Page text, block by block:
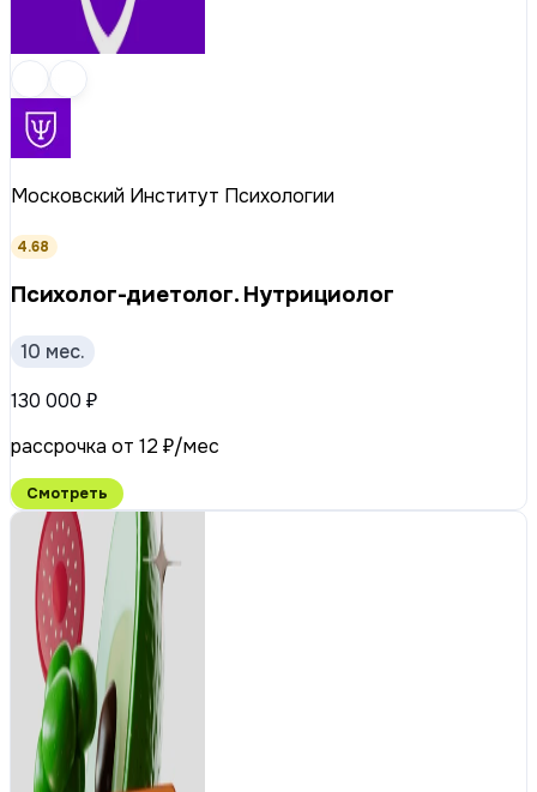
Московский Институт Психологии
4.68
Психолог-диетолог. Нутрициолог
10 мес.
130 000 ₽
рассрочка от 12 ₽/мес
Смотреть